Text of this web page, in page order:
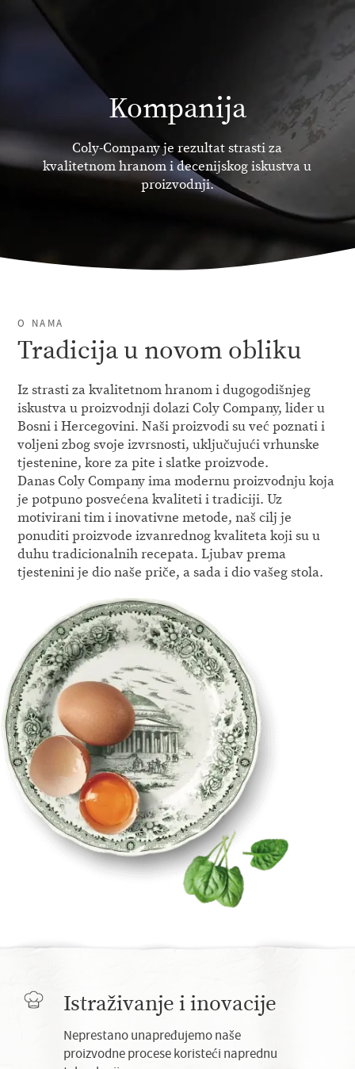
Kompanija
Coly-Company je rezultat strasti za
kvalitetnom hranom i decenijskog iskustva u
proizvodnji.
O NAMA
Tradicija u novom obliku
Iz strasti za kvalitetnom hranom i dugogodišnjeg
iskustva u proizvodnji dolazi Coly Company, lider u
Bosni i Hercegovini. Naši proizvodi su već poznati i
voljeni zbog svoje izvrsnosti, uključujući vrhunske
tjestenine, kore za pite i slatke proizvode.
Danas Coly Company ima modernu proizvodnju koja
je potpuno posvećena kvaliteti i tradiciji. Uz
motivirani tim i inovativne metode, naš cilj je
ponuditi proizvode izvanrednog kvaliteta koji su u
duhu tradicionalnih recepata. Ljubav prema
tjestenini je dio naše priče, a sada i dio vašeg stola.
Istraživanje i inovacije
Neprestano unapređujemo naše
proizvodne procese koristeći naprednu